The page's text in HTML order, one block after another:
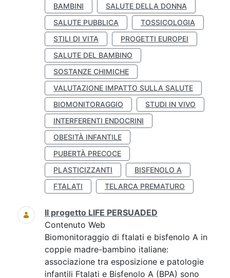
BAMBINI
SALUTE DELLA DONNA
SALUTE PUBBLICA
TOSSICOLOGIA
STILI DI VITA
PROGETTI EUROPEI
SALUTE DEL BAMBINO
SOSTANZE CHIMICHE
VALUTAZIONE IMPATTO SULLA SALUTE
BIOMONITORAGGIO
STUDI IN VIVO
INTERFERENTI ENDOCRINI
OBESITÀ INFANTILE
PUBERTÀ PRECOCE
PLASTICIZZANTI
BISFENOLO A
FTALATI
TELARCA PREMATURO
Il progetto LIFE PERSUADED
Contenuto Web
Biomonitoraggio di ftalati e bisfenolo A in
coppie madre-bambino italiane:
associazione tra esposizione e patologie
infantili Ftalati e Bisfenolo A (BPA) sono